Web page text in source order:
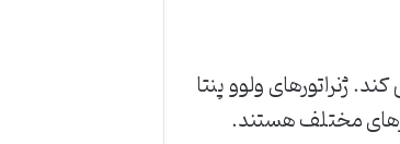
ژنراتورهای ولوو پنتا
مختلف هستند.